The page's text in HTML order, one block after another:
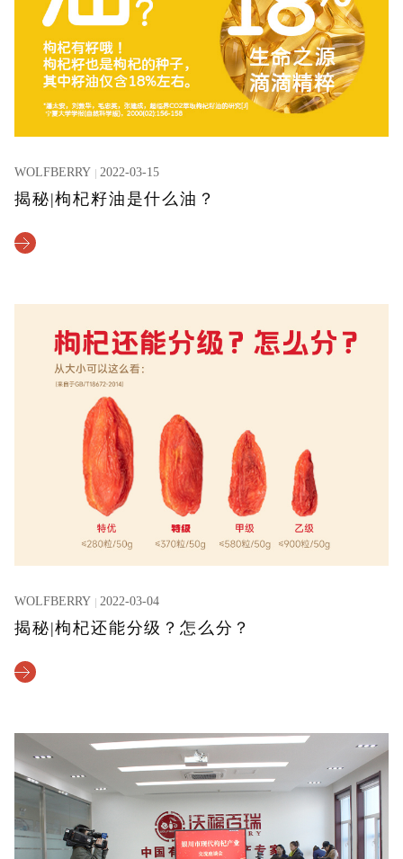
WOLFBERRY 2022-03-15
揭秘|枸杞籽油是什么油？
WOLFBERRY 2022-03-04
揭秘|枸杞还能分级？怎么分？